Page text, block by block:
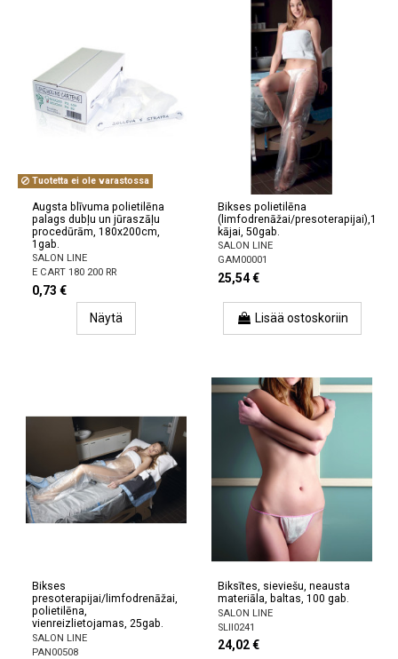
Tuotetta ei ole varastossa
Augsta blīvuma polietilēna
palags dubļu un jūraszāļu
procedūrām, 180x200cm,
1gab.
SALON LINE
E CART 180 200 RR
0,73 €
Näytä
Bikses polietilēna
(limfodrenāžai/presoterapijai),1
kājai, 50gab.
SALON LINE
GAM00001
25,54 €
Lisää ostoskoriin
Bikses
presoterapijai/limfodrenāžai,
polietilēna,
vienreizlietojamas, 25gab.
SALON LINE
PAN00508
Biksītes, sieviešu, neausta
materiāla, baltas, 100 gab.
SALON LINE
SLII0241
24,02 €